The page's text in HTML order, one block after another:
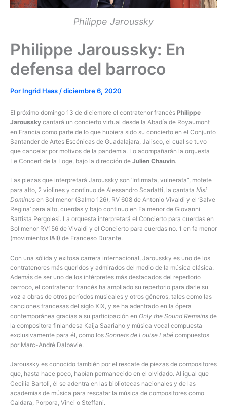
Philippe Jaroussky
Philippe Jaroussky: En
defensa del barroco
Por Ingrid Haas /diciembre 6, 2020
El próximo domingo 13 de diciembre el contratenor francés Philippe
Jaroussky cantará un concierto virtual desde la Abadía de Royaumont
en Francia como parte de lo que hubiera sido su concierto en el Conjunto
Santander de Artes Escénicas de Guadalajara, Jalisco, el cual se tuvo
que cancelar por motivos de la pandemia. Lo acompañarán la orquesta
Le Concert de la Loge, bajo la dirección de Julien Chauvin.
Las piezas que interpretará Jaroussky son ‘Infirmata, vulnerata”, motete
para alto, 2 violines y continuo de Alessandro Scarlatti, la cantata Nisi
Dominus en Sol menor (Salmo 126), RV 608 de Antonio Vivaldi y el ‘Salve
Regina’ para alto, cuerdas y bajo continuo en Fa menor de Giovanni
Battista Pergolesi. La orquesta interpretará el Concierto para cuerdas en
Sol menor RV156 de Vivaldi y el Concierto para cuerdas no. 1 en fa menor
(movimientos I&II) de Franceso Durante.
Con una sólida y exitosa carrera internacional, Jaroussky es uno de los
contratenores más queridos y admirados del medio de la música clásica.
Además de ser uno de los intérpretes más destacados del repertorio
barroco, el contratenor francés ha ampliado su repertorio para darle su
voz a obras de otros períodos musicales y otros géneros, tales como las
canciones francesas del siglo XIX, y se ha adentrado en la ópera
contemporánea gracias a su participación en Only the Sound Remains de
la compositora finlandesa Kaija Saariaho y música vocal compuesta
exclusivamente para él, como los Sonnets de Louise Labé compuestos
por Marc-André Dalbavie.
Jaroussky es conocido también por el rescate de piezas de compositores
que, hasta hace poco, habían permanecido en el olvidado. Al igual que
Cecilia Bartoli, él se adentra en las bibliotecas nacionales y de las
academias de música para rescatar la música de compositores como
Caldara, Porpora, Vinci o Steffani.